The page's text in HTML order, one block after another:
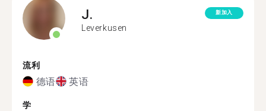
J.
Leverkusen
新加入
流利
德语 英语
学